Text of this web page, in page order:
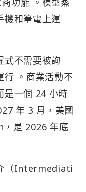
機和筆電上運
式不需要被詢
行 。商業活動不
是一個 24 小時
年 3 月，美國
是 2026 年底
（Intermediati